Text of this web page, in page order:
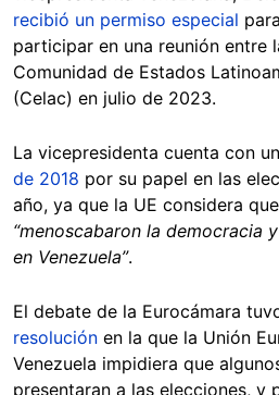
recibió un permiso especial
participar en una reunión entre
Comunidad de Estados
(Celac) en julio de 2023.
La vicepresidenta cuenta con
de 2018 por su papel en las
año, ya que la UE considera
“menoscabaron la democracia
en Venezuela”.
El debate de la Eurocámara
resolución en la que la Unión
Venezuela impidiera que
presentaran a las elecciones, y